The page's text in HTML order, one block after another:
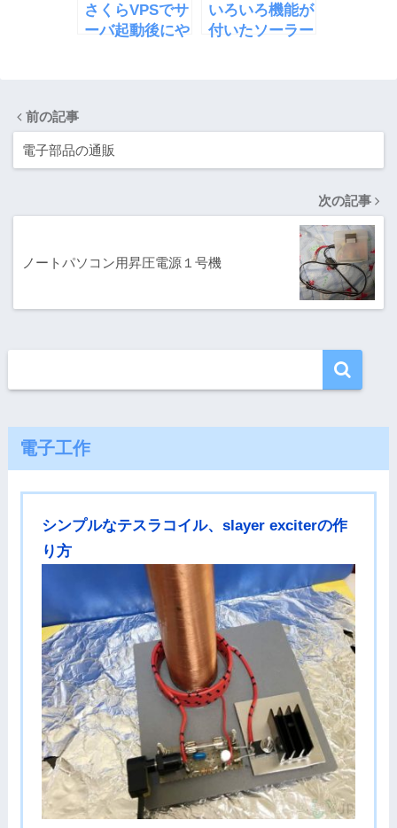
さくらVPSでサ
ーバ起動後にや
いろいろ機能が
付いたソーラー
前の記事
電子部品の通販
次の記事
ノートパソコン用昇圧電源１号機
電子工作
シンプルなテスラコイル、slayer exciterの作
り方